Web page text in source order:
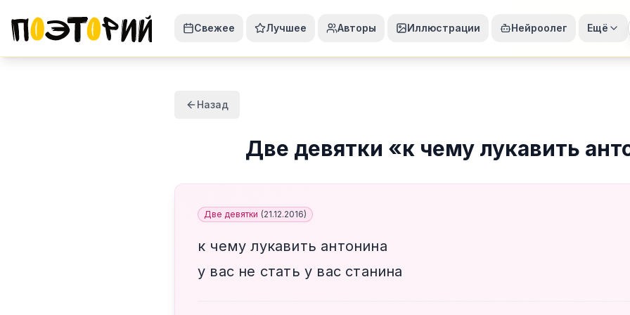
Свежее Лучшее Авторы Иллюстрации Нейроолег Ещё
Назад
Две девятки «к чему лукавить
Две девятки (21.12.2016)
к чему лукавить антонина
у вас не стать у вас станина